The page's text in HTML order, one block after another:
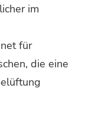
im
für
die eine